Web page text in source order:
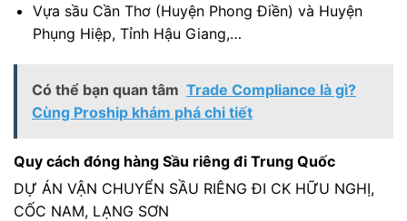
Vựa sầu Cần Thơ (Huyện Phong Điền) và Huyện
Phụng Hiệp, Tỉnh Hậu Giang,…
Có thể bạn quan tâm Trade Compliance là gì?
Cùng Proship khám phá chi tiết
Quy cách đóng hàng Sầu riêng đi Trung Quốc
DỰ ÁN VẬN CHUYỂN SẦU RIÊNG ĐI CK HỮU NGHỊ,
CỐC NAM, LẠNG SƠN